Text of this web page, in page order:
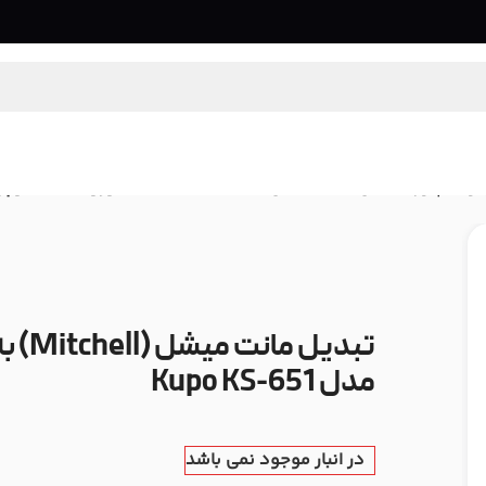
مدل Kupo KS-651
در انبار موجود نمی باشد